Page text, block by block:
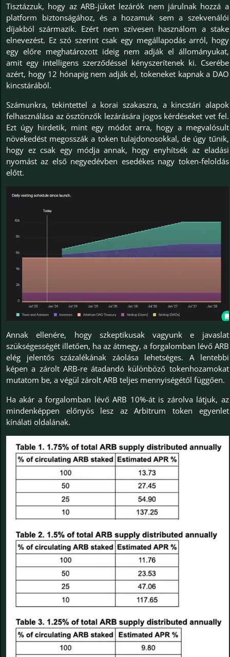
Tisztázzuk, hogy az ARB-jüket lezárók nem járulnak hozzá a
platform biztonságához, és a hozamuk sem a szekvenálói
díjakból származik. Ezért nem szívesen használom a stake
elnevezést. Ez szó szerint csak egy megállapodás arról, hogy
egy előre meghatározott ideig nem adják el állományukat,
amit egy intelligens szerződéssel kényszerítenek ki. Cserébe
azért, hogy 12 hónapig nem adják el, tokeneket kapnak a DAO
kincstárából.
Számunkra, tekintettel a korai szakaszra, a kincstári alapok
felhasználása az ösztönzők lezárására jogos kérdéseket vet fel.
Ezt úgy hirdetik, mint egy módot arra, hogy a megvalósult
növekedést megosszák a token tulajdonosokkal, de úgy tűnik,
hogy ez csak egy módja annak, hogy enyhítsék az eladási
nyomást az első negyedévben esedékes nagy token-feloldás
előtt.
Annak ellenére, hogy szkeptikusak vagyunk e javaslat
szükségességét illetően, ha az átmegy, a forgalomban lévő ARB
elég jelentős százalékának záolása lehetséges. A lentebbi
képen a zárolt ARB-re átadandó különböző tokenhozamokat
mutatom be, a végül zárolt ARB teljes mennyiségétől függően.
Ha akár a forgalomban lévő ARB 10%-át is zárolva látjuk, az
mindenképpen előnyös lesz az Arbitrum token egyenlet
kínálati oldalának.